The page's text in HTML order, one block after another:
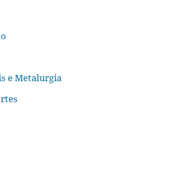
e Metalurgia